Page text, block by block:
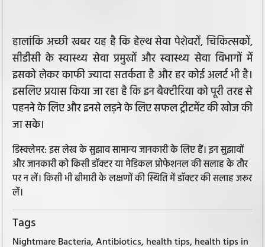
हालांकि अच्छी खबर यह है कि हेल्थ सेवा पेशेवरों, चिकित्सकों,
सीडीसी के स्वास्थ्य सेवा प्रमुखों और स्वास्थ्य सेवा विभागों में
इसको लेकर काफी ज्यादा सतर्कता है और हर कोई अलर्ट भी है।
इसलिए प्रयास किया जा रहा है कि इन बैक्टीरिया को पूरी तरह से
पहनने के लिए और इनसे लड़ने के लिए सफल ट्रीटमेंट की खोज की
जा सके।
डिस्क्लेमर: इस लेख के सुझाव सामान्य जानकारी के लिए हैं। इन सुझावों
और जानकारी को किसी डॉक्टर या मेडिकल प्रोफेशनल की सलाह के तौर
पर न लें। किसी भी बीमारी के लक्षणों की स्थिति में डॉक्टर की सलाह जरूर
लें।
Tags
Nightmare Bacteria, Antibiotics, health tips, health tips in